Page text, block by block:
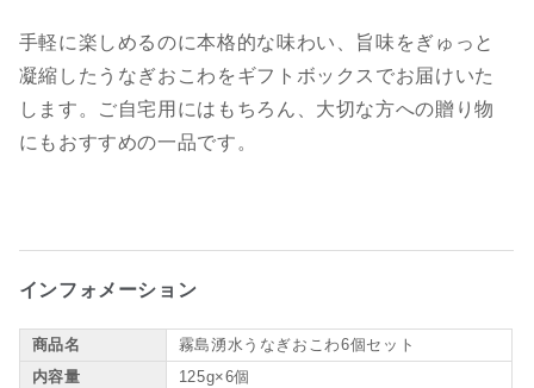
手軽に楽しめるのに本格的な味わい、旨味をぎゅっと
凝縮したうなぎおこわをギフトボックスでお届けいた
します。ご自宅用にはもちろん、大切な方への贈り物
にもおすすめの一品です。
インフォメーション
商品名
霧島湧水うなぎおこわ6個セット
内容量
125g×6個